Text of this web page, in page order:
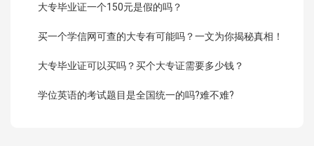
大专毕业证一个150元是假的吗？
买一个学信网可查的大专有可能吗？一文为你揭秘真相！
大专毕业证可以买吗？买个大专证需要多少钱？
学位英语的考试题目是全国统一的吗?难不难?